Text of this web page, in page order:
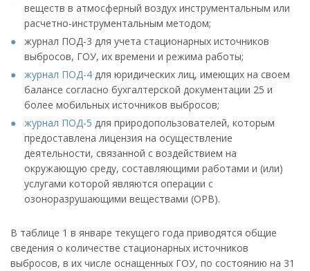
веществ в атмосферный воздух инструментальным или
расчетно-инструментальным методом;
журнал ПОД-3 для учета стационарных источников
выбросов, ГОУ, их времени и режима работы;
журнал ПОД-4 для юридических лиц, имеющих на своем
балансе согласно бухгалтерской документации 25 и
более мобильных источников выбросов;
журнал ПОД-5 для природопользователей, которым
предоставлена лицензия на осуществление
деятельности, связанной с воздействием на
окружающую среду, составляющими работами и (или)
услугами которой являются операции с
озоноразрушающими веществами (ОРВ).
В таблице 1 в январе текущего года приводятся общие
сведения о количестве стационарных источников
выбросов, в их числе оснащенных ГОУ, по состоянию на 31